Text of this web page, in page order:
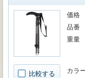
比較する
価格
品番
重量
カラ